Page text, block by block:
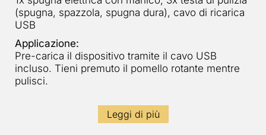
(spugna, spazzola, spugna dura), cavo di ricarica
USB
Applicazione:
Pre-carica il dispositivo tramite il cavo USB
incluso. Tieni premuto il pomello rotante mentre
pulisci.
Leggi di più